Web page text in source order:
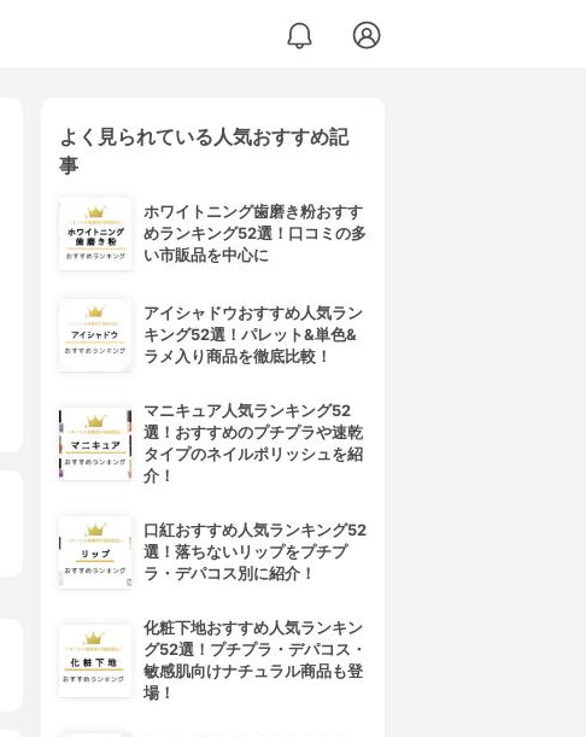
よく見られている人気おすすめ記
事
ホワイトニング歯磨き粉おすす
めランキング52選！口コミの多
い市販品を中心に
アイシャドウおすすめ人気ラン
キング52選！パレット&単色&
ラメ入り商品を徹底比較！
マニキュア人気ランキング52
選！おすすめのプチプラや速乾
タイプのネイルポリッシュを紹
介！
口紅おすすめ人気ランキング52
選！落ちないリップをプチプ
ラ・デパコス別に紹介！
化粧下地おすすめ人気ランキン
グ52選！プチプラ・デパコス・
敏感肌向けナチュラル商品も登
場！